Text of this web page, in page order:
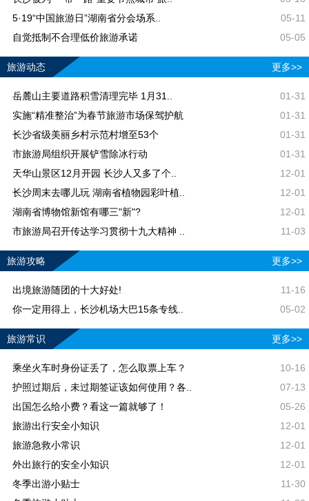
5·19“中国旅游日”湖南省分会场系..
05-11
自觉抵制不合理低价旅游承诺
05-05
旅游动态 更多>>
岳麓山主要道路积雪清理完毕 1月31..
01-31
实施“精准整治”为春节旅游市场保驾护航
01-31
长沙省级美丽乡村示范村增至53个
01-31
市旅游局组织开展铲雪除冰行动
01-31
天华山景区12月开园 长沙人又多了个..
12-01
长沙周末去哪儿玩 湖南省植物园彩叶植..
12-01
湖南省博物馆新馆有哪三"新"?
12-01
市旅游局召开传达学习贯彻十九大精神 ..
11-03
旅游攻略 更多>>
出境旅游随团的十大好处!
11-16
你一定用得上，长沙机场大巴15条专线..
05-02
旅游常识 更多>>
乘坐火车时身份证丢了，怎么取票上车？
10-16
护照过期后，未过期签证该如何使用？各..
07-13
出国怎么给小费？看这一篇就够了！
05-26
旅游出行安全小知识
12-01
旅游急救小常识
12-01
外出旅行的安全小知识
12-01
冬季出游小贴士
11-30